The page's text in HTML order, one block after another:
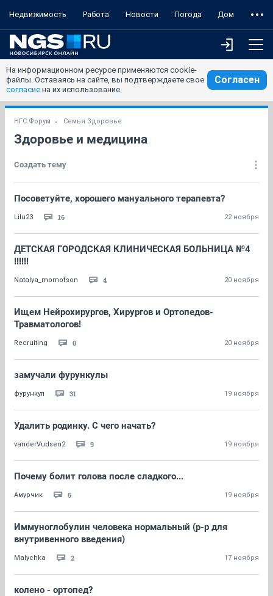
Недвижимость Работа Новости Погода Дом
На информационном ресурсе применяются cookie-
файлы. Оставаясь на сайте, вы подтверждаете свое
согласие на их использование.
Согласен
НГС.Форум Семья Здоровье
Здоровье и медицина
Создать тему
Посоветуйте, хорошего мануального терапевта?
Lilu23 16 22 ноября
ДЕТСКАЯ ГОРОДСКАЯ КЛИНИЧЕСКАЯ БОЛЬНИЦА №4
!!!!!!
Natalya_momofson 4 20 ноября
Ищем Нейрохирургов, Хирургов и Ортопедов-
Травматологов!
Recruiting 0 20 ноября
замучали фурункулы
фурункул 31 19 ноября
Удалить родинку. С чего начать?
vanderVudsen2 9 19 ноября
Почему болит голова после сладкого...
Амурчик 5 19 ноября
Иммуноглобулин человека нормальный (р-р для
внутривенного введения)
Malychka 2 17 ноября
колено - ортопед?